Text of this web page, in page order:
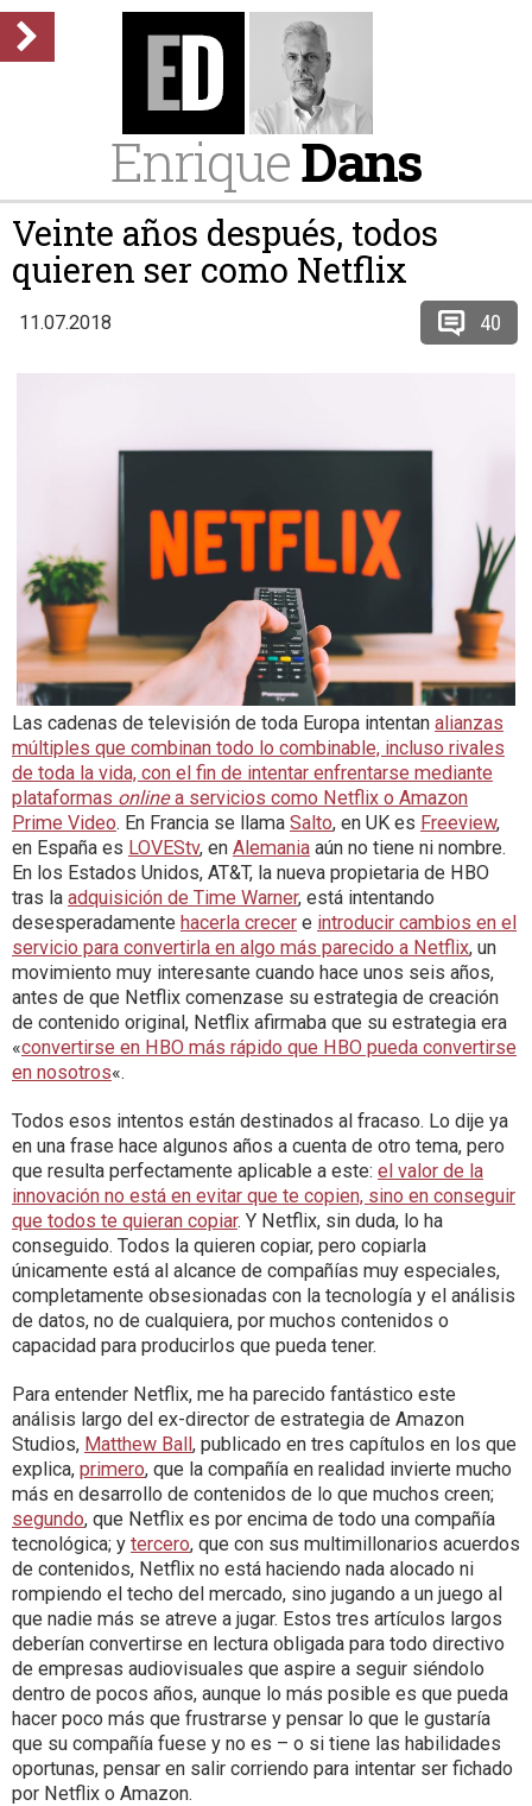
EnriqueDans
Veinte años después, todos
quieren ser como Netflix
11.07.2018 40
Las cadenas de televisión de toda Europa intentan alianzas
múltiples que combinan todo lo combinable, incluso rivales
de toda la vida, con el fin de intentar enfrentarse mediante
plataformas onlinea servicios como Netflix o Amazon
Prime Video. En Francia se llama Salto, en UK es Freeview,
en España es LOVEStv, en Alemania aún no tiene ni nombre.
En los Estados Unidos, AT&T, la nueva propietaria de HBO
tras la adquisición de Time Warner, está intentando
desesperadamente hacerla crecer e introducir cambios en el
servicio para convertirla en algo más parecido a Netflix, un
movimiento muy interesante cuando hace unos seis años,
antes de que Netflix comenzase su estrategia de creación
de contenido original, Netflix afirmaba que su estrategia era
«convertirse en HBO más rápido que HBO pueda convertirse
en nosotros«.
Todos esos intentos están destinados al fracaso. Lo dije ya
en una frase hace algunos años a cuenta de otro tema, pero
que resulta perfectamente aplicable a este: el valor de la
innovación no está en evitar que te copien, sino en conseguir
que todos te quieran copiar. Y Netflix, sin duda, lo ha
conseguido. Todos la quieren copiar, pero copiarla
únicamente está al alcance de compañías muy especiales,
completamente obsesionadas con la tecnología y el análisis
de datos, no de cualquiera, por muchos contenidos o
capacidad para producirlos que pueda tener.
Para entender Netflix, me ha parecido fantástico este
análisis largo del ex-director de estrategia de Amazon
Studios, Matthew Ball, publicado en tres capítulos en los que
explica, primero, que la compañía en realidad invierte mucho
más en desarrollo de contenidos de lo que muchos creen;
segundo, que Netflix es por encima de todo una compañía
tecnológica; y tercero, que con sus multimillonarios acuerdos
de contenidos, Netflix no está haciendo nada alocado ni
rompiendo el techo del mercado, sino jugando a un juego al
que nadie más se atreve a jugar. Estos tres artículos largos
deberían convertirse en lectura obligada para todo directivo
de empresas audiovisuales que aspire a seguir siéndolo
dentro de pocos años, aunque lo más posible es que pueda
hacer poco más que frustrarse y pensar lo que le gustaría
que su compañía fuese y no es – o si tiene las habilidades
oportunas, pensar en salir corriendo para intentar ser fichado
por Netflix o Amazon.